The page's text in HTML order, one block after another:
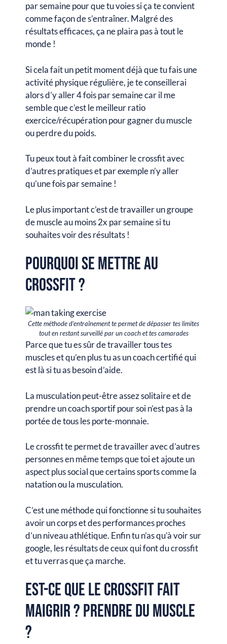
par semaine pour que tu voies si ça te convient
comme façon de s’entraîner. Malgré des
résultats efficaces, ça ne plaira pas à tout le
monde !
Si cela fait un petit moment déjà que tu fais une
activité physique régulière, je te conseillerai
alors d’y aller 4 fois par semaine car il me
semble que c’est le meilleur ratio
exercice/récupération pour gagner du muscle
ou perdre du poids.
Tu peux tout à fait combiner le crossfit avec
d’autres pratiques et par exemple n’y aller
qu’une fois par semaine !
Le plus important c’est de travailler un groupe
de muscle au moins 2x par semaine si tu
souhaites voir des résultats !
Pourquoi se mettre au
CrossFit ?
Cette méthode d’entraînement te permet de dépasser tes limites
tout en restant surveillé par un coach et tes camarades
Parce que tu es sûr de travailler tous tes
muscles et qu’en plus tu as un coach certifié qui
est là si tu as besoin d’aide.
La musculation peut-être assez solitaire et de
prendre un coach sportif pour soi n’est pas à la
portée de tous les porte-monnaie.
Le crossfit te permet de travailler avec d’autres
personnes en même temps que toi et ajoute un
aspect plus social que certains sports comme la
natation ou la musculation.
C’est une méthode qui fonctionne si tu souhaites
avoir un corps et des performances proches
d’un niveau athlétique. Enfin tu n’as qu’à voir sur
google, les résultats de ceux qui font du crossfit
et tu verras que ça marche.
Est-ce que le CrossFit fait
maigrir ? Prendre du muscle
?